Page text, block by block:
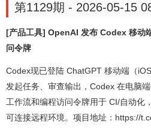
第1129期 - 2026-05-15
[产品工具] OpenAI 发布 Codex 移动
问令牌
Codex现已登陆 ChatGPT 移动端（
发起任务、审查输出，Codex 在电脑
工作流和编程访问令牌用于 CI/自动化
可连接远程环境。项目地址：https://